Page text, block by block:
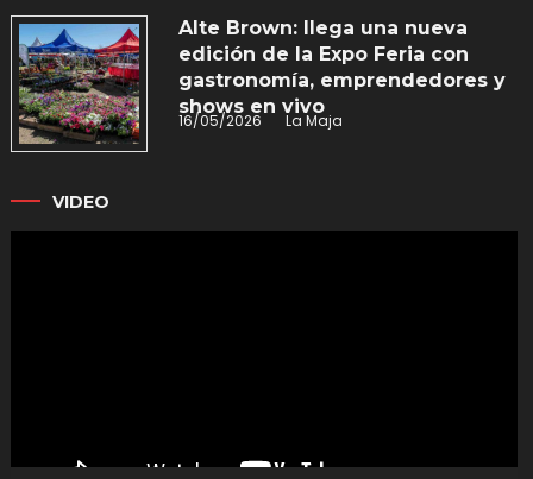
Alte Brown: llega una nueva
edición de la Expo Feria con
gastronomía, emprendedores y
shows en vivo
16/05/2026 La Maja
VIDEO